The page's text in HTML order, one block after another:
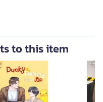
to this item